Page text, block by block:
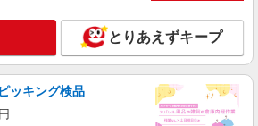
とりあえずキープ
ッキング検品